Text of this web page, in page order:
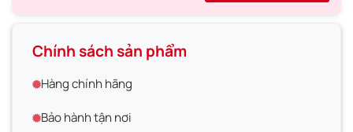
Chính sách sản phẩm
Hàng chính hãng
Bảo hành tận nơi